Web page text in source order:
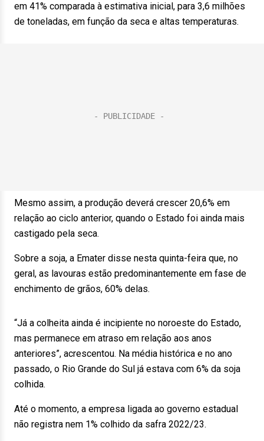
em 41% comparada à estimativa inicial, para 3,6 milhões
de toneladas, em função da seca e altas temperaturas.
Mesmo assim, a produção deverá crescer 20,6% em
relação ao ciclo anterior, quando o Estado foi ainda mais
castigado pela seca.
Sobre a soja, a Emater disse nesta quinta-feira que, no
geral, as lavouras estão predominantemente em fase de
enchimento de grãos, 60% delas.
“Já a colheita ainda é incipiente no noroeste do Estado,
mas permanece em atraso em relação aos anos
anteriores”, acrescentou. Na média histórica e no ano
passado, o Rio Grande do Sul já estava com 6% da soja
colhida.
Até o momento, a empresa ligada ao governo estadual
não registra nem 1% colhido da safra 2022/23.